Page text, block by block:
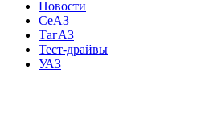
Новости
СеАЗ
ТагАЗ
Тест-драйвы
УАЗ